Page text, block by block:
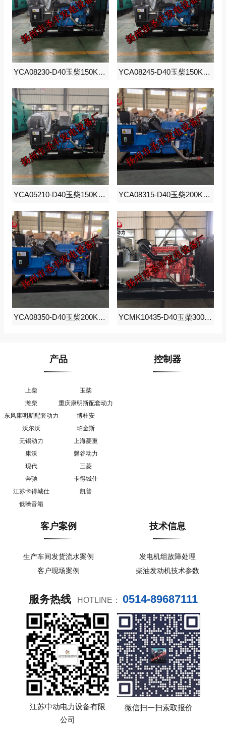
YCA08230-D40玉柴150KW柴油发电机组 YCA08245-D40玉柴150KW柴油发电机组
YCA05210-D40玉柴150KW柴油发电机组 YCA08315-D40玉柴200KW柴油发电机组
YCA08350-D40玉柴200KW柴油发电机组 YCMK10435-D40玉柴300KW柴油发电机组
产品
上柴
玉柴
潍柴
重庆康明斯配套动力
东风康明斯配套动力
博杜安
沃尔沃
珀金斯
无锡动力
上海菱重
康沃
磐谷动力
现代
三菱
奔驰
卡得城仕
江苏卡得城仕
凯普
低噪音箱
控制器
客户案例
生产车间发货流水案例
客户现场案例
技术信息
发电机组故障处理
柴油发动机技术参数
服务热线 HOTLINE： 0514-89687111
江苏中动电力设备有限
公司
微信扫一扫索取报价